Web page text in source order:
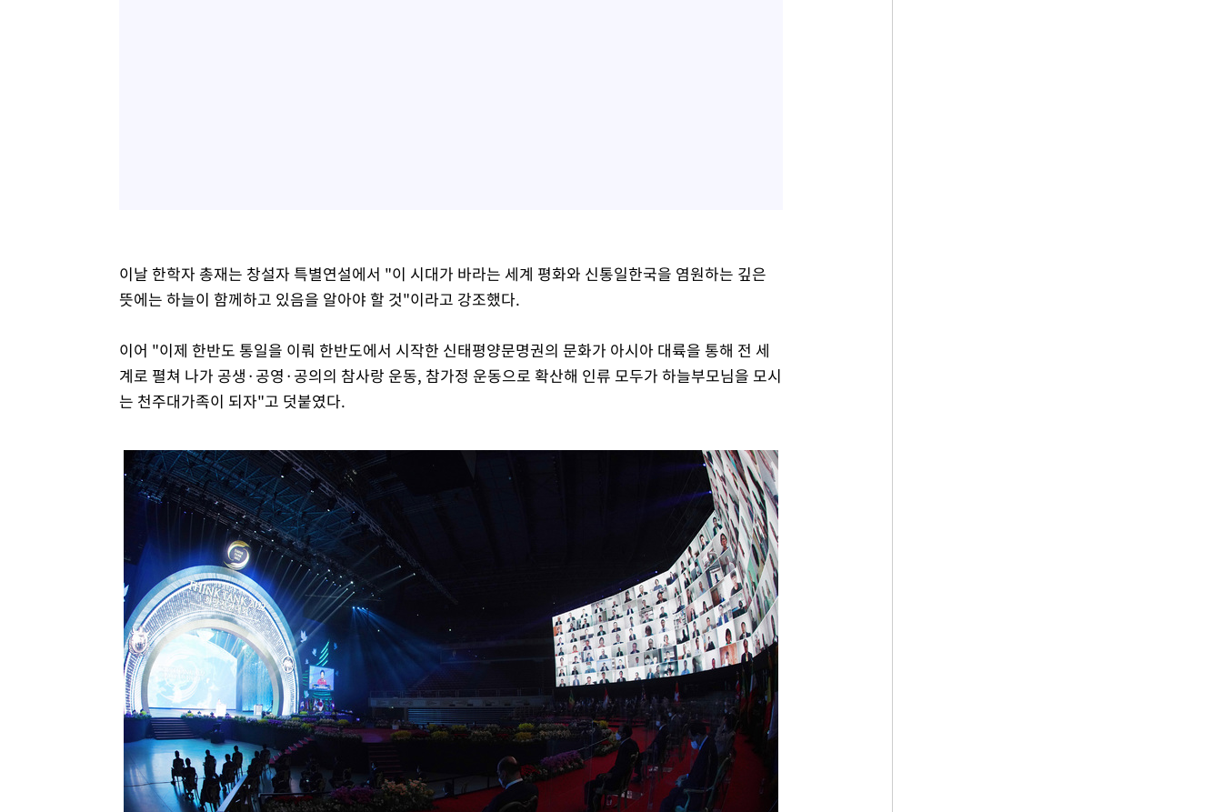
이날 한학자 총재는 창설자 특별연설에서 "이 시대가 바라는 세계 평화와 신통일한국을 염원하는 깊은
뜻에는 하늘이 함께하고 있음을 알아야 할 것"이라고 강조했다.
이어 "이제 한반도 통일을 이뤄 한반도에서 시작한 신태평양문명권의 문화가 아시아 대륙을 통해 전 세
계로 펼쳐 나가 공생·공영·공의의 참사랑 운동, 참가정 운동으로 확산해 인류 모두가 하늘부모님을 모시
는 천주대가족이 되자"고 덧붙였다.